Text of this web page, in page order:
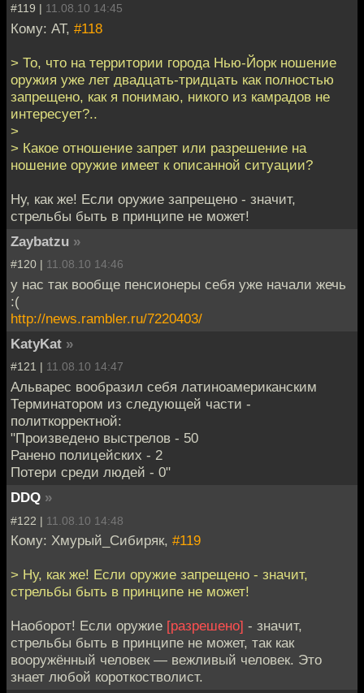
#119 | 11.08.10 14:45
Кому: AT, #118
> То, что на территории города Нью-Йорк ношение
оружия уже лет двадцать-тридцать как полностью
запрещено, как я понимаю, никого из камрадов не
интересует?..
>
> Какое отношение запрет или разрешение на
ношение оружие имеет к описанной ситуации?
Ну, как же! Если оружие запрещено - значит,
стрельбы быть в принципе не может!
Zaybatzu »
#120 | 11.08.10 14:46
у нас так вообще пенсионеры себя уже начали жечь
:(
http://news.rambler.ru/7220403/
KatyKat »
#121 | 11.08.10 14:47
Альварес вообразил себя латиноамериканским
Терминатором из следующей части -
политкорректной:
"Произведено выстрелов - 50
Ранено полицейских - 2
Потери среди людей - 0"
DDQ »
#122 | 11.08.10 14:48
Кому: Хмурый_Сибиряк, #119
> Ну, как же! Если оружие запрещено - значит,
стрельбы быть в принципе не может!
Наоборот! Если оружие [разрешено] - значит,
стрельбы быть в принципе не может, так как
вооружённый человек — вежливый человек. Это
знает любой короткостволист.